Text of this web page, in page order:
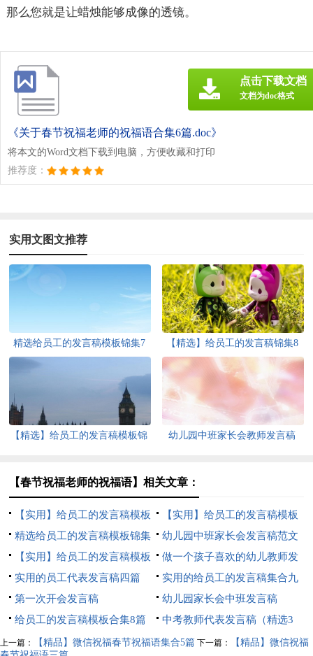
那么您就是让蜡烛能够成像的透镜。
《关于春节祝福老师的祝福语合集6篇.doc》
将本文的Word文档下载到电脑，方便收藏和打印
推荐度：
点击下载文档
文档为doc格式
实用文图文推荐
精选给员工的发言稿模板锦集7
【精选】给员工的发言稿锦集8
【精选】给员工的发言稿模板锦
幼儿园中班家长会教师发言稿
【春节祝福老师的祝福语】相关文章：
【实用】给员工的发言稿模板
合集五篇
【实用】给员工的发言稿模板
五篇
精选给员工的发言稿模板锦集
6篇
幼儿园中班家长会发言稿范文
【实用】给员工的发言稿模板
合集8篇
做一个孩子喜欢的幼儿教师发
言稿
实用的员工代表发言稿四篇
实用的给员工的发言稿集合九
篇
第一次开会发言稿
幼儿园家长会中班发言稿
给员工的发言稿模板合集8篇
中考教师代表发言稿（精选3
篇）
上一篇： 【精品】微信祝福春节祝福语集合5篇 下一篇：
【精品】微信祝福